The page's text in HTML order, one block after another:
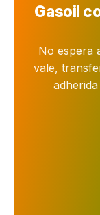
Gasoil
No espera
vale,